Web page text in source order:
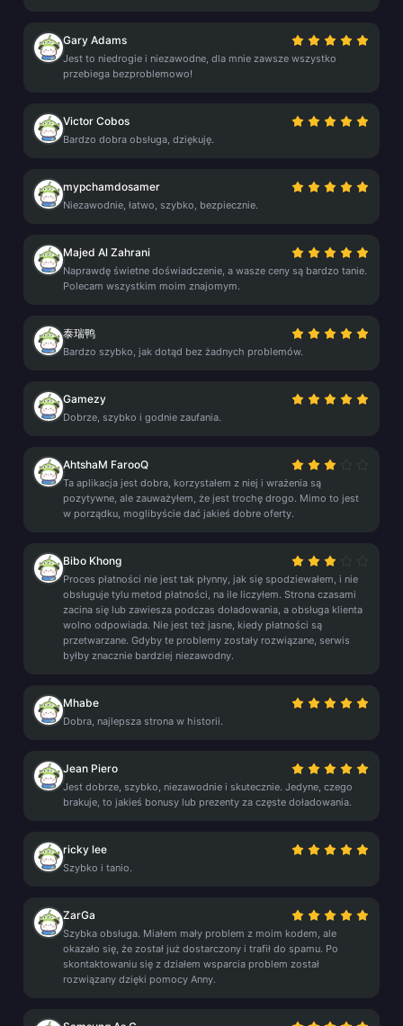
Gary Adams
Jest to niedrogie i niezawodne, dla mnie zawsze wszystko
przebiega bezproblemowo!
Victor Cobos
Bardzo dobra obsługa, dziękuję.
mypchamdosamer
Niezawodnie, łatwo, szybko, bezpiecznie.
Majed Al Zahrani
Naprawdę świetne doświadczenie, a wasze ceny są bardzo tanie.
Polecam wszystkim moim znajomym.
泰瑞鸭
Bardzo szybko, jak dotąd bez żadnych problemów.
Gamezy
Dobrze, szybko i godnie zaufania.
AhtshaM FarooQ
Ta aplikacja jest dobra, korzystałem z niej i wrażenia są
pozytywne, ale zauważyłem, że jest trochę drogo. Mimo to jest
w porządku, moglibyście dać jakieś dobre oferty.
Bibo Khong
Proces płatności nie jest tak płynny, jak się spodziewałem, i nie
obsługuje tylu metod płatności, na ile liczyłem. Strona czasami
zacina się lub zawiesza podczas doładowania, a obsługa klienta
wolno odpowiada. Nie jest też jasne, kiedy płatności są
przetwarzane. Gdyby te problemy zostały rozwiązane, serwis
byłby znacznie bardziej niezawodny.
Mhabe
Dobra, najlepsza strona w historii.
Jean Piero
Jest dobrze, szybko, niezawodnie i skutecznie. Jedyne, czego
brakuje, to jakieś bonusy lub prezenty za częste doładowania.
ricky lee
Szybko i tanio.
ZarGa
Szybka obsługa. Miałem mały problem z moim kodem, ale
okazało się, że został już dostarczony i trafił do spamu. Po
skontaktowaniu się z działem wsparcia problem został
rozwiązany dzięki pomocy Anny.